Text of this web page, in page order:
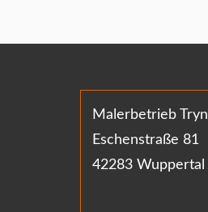
Malerbetrieb
Eschenstraße 81
42283 Wuppertal